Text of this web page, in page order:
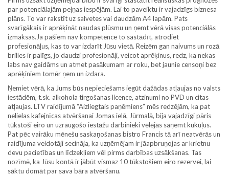
par potenciālajām peļņas iespējām. Lai to paveiktu ir vajadzīgs biznesa
plāns. To var rakstīt uz salvetes vai daudzām A4 lapām. Pats
svarīgākais ir aprēķināt naudas plūsmu un ņemt vērā visas potenciālās
izmaksas.Ja pašiem nav kompetence to sastādīt, atrodiet
profesionāļus, kas to var izdarīt Jūsu vietā. Reizēm gan naivums un rozā
brilles ir palīgs, jo daudzi profesionāļi, veicot aprēķinus, redz, ka nekas
labs nav gaidāms un atmet pasākumam ar roku, bet jaunie censoņi bez
aprēķiniem tomēr ņem un izdara.
Ņemiet vērā, ka Jums būs nepieciešams iegūt dažādas atļaujas no valsts
iestādēm, t.sk. alkohola tirgošanas licence, atzinumi no PVD un citas
atļaujas. LTV raidījumā “Aizliegtais paņēmiens” mēs redzējām, ka pat
nelielas kafejnīcas atvēršanai Jomas ielā, Jūrmalā, bija vajadzīgi pāris
tūkstoši eiro un uzraugošo iestāžu darbinieki vēlējās saņemt kukuļus.
Pat pēc vairāku mēnešu saskaņošanas bistro Francis tā arī neatvērās un
raidījuma veidotāji secināja, ka uzņēmējam ir jāapbruņojas ar krietnu
devu pacietības un līdzekļiem vēl pirms darbības uzsākšanas. Tas
nozīmē, ka Jūsu kontā ir jābūt vismaz 10 tūkstošiem eiro rezervei, lai
sāktu domāt par sava bāra atvēršanu.